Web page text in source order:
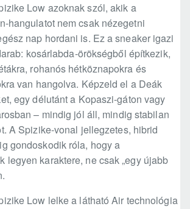
Low azoknak szól, akik a
hangulatot nem csak nézegetni
nap hordani is. Ez a sneaker igazi
kosárlabda-örökségből építkezik,
rohanós hétköznapokra és
van hangolva. Képzeld el a Deák
egy délutánt a Kopaszi-gáton vagy
– mindig jól áll, mindig stabilan
A Spizike-vonal jellegzetes, hibrid
gondoskodik róla, hogy a
legyen karaktere, ne csak „egy újabb
Low lelke a látható Air technológia